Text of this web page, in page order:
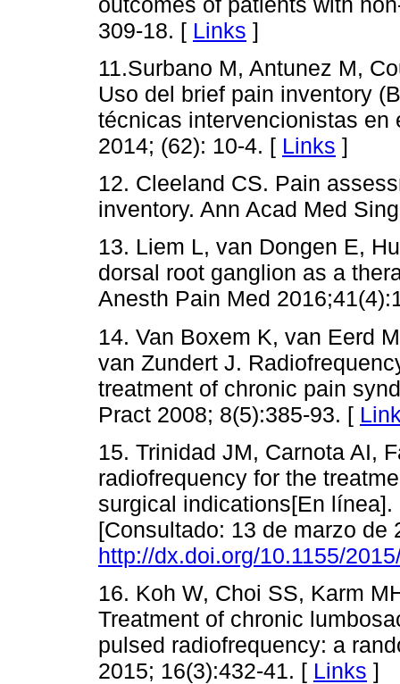
309-18. [ Links ]
11.Surbano M, Antunez M,
Uso del brief pain inventory
técnicas intervencionistas en
2014; (62): 10-4. [ Links ]
12. Cleeland CS. Pain
inventory. Ann Acad Med
13. Liem L, van Dongen E,
dorsal root ganglion as a
Anesth Pain Med
14. Van Boxem K, van Eerd
van Zundert J.
treatment of chronic pain
Pract 2008; 8(5):385-93. [
15. Trinidad JM, Carnota AI,
radiofrequency for the
surgical indications[En
[Consultado: 13 de marzo de
http://dx.doi.org/10.1155/
16. Koh W, Choi SS, Karm
Treatment of chronic
pulsed radiofrequency: a
2015; 16(3):432-41. [ Links ]